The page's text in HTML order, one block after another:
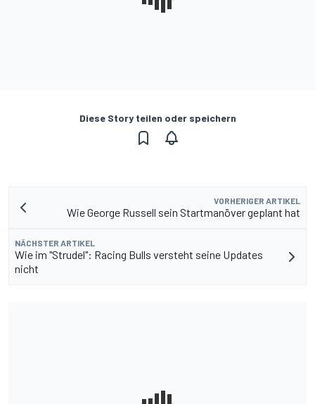
Diese Story teilen oder speichern
VORHERIGER ARTIKEL
Wie George Russell sein Startmanöver geplant hat
NÄCHSTER ARTIKEL
Wie im "Strudel": Racing Bulls versteht seine Updates
nicht